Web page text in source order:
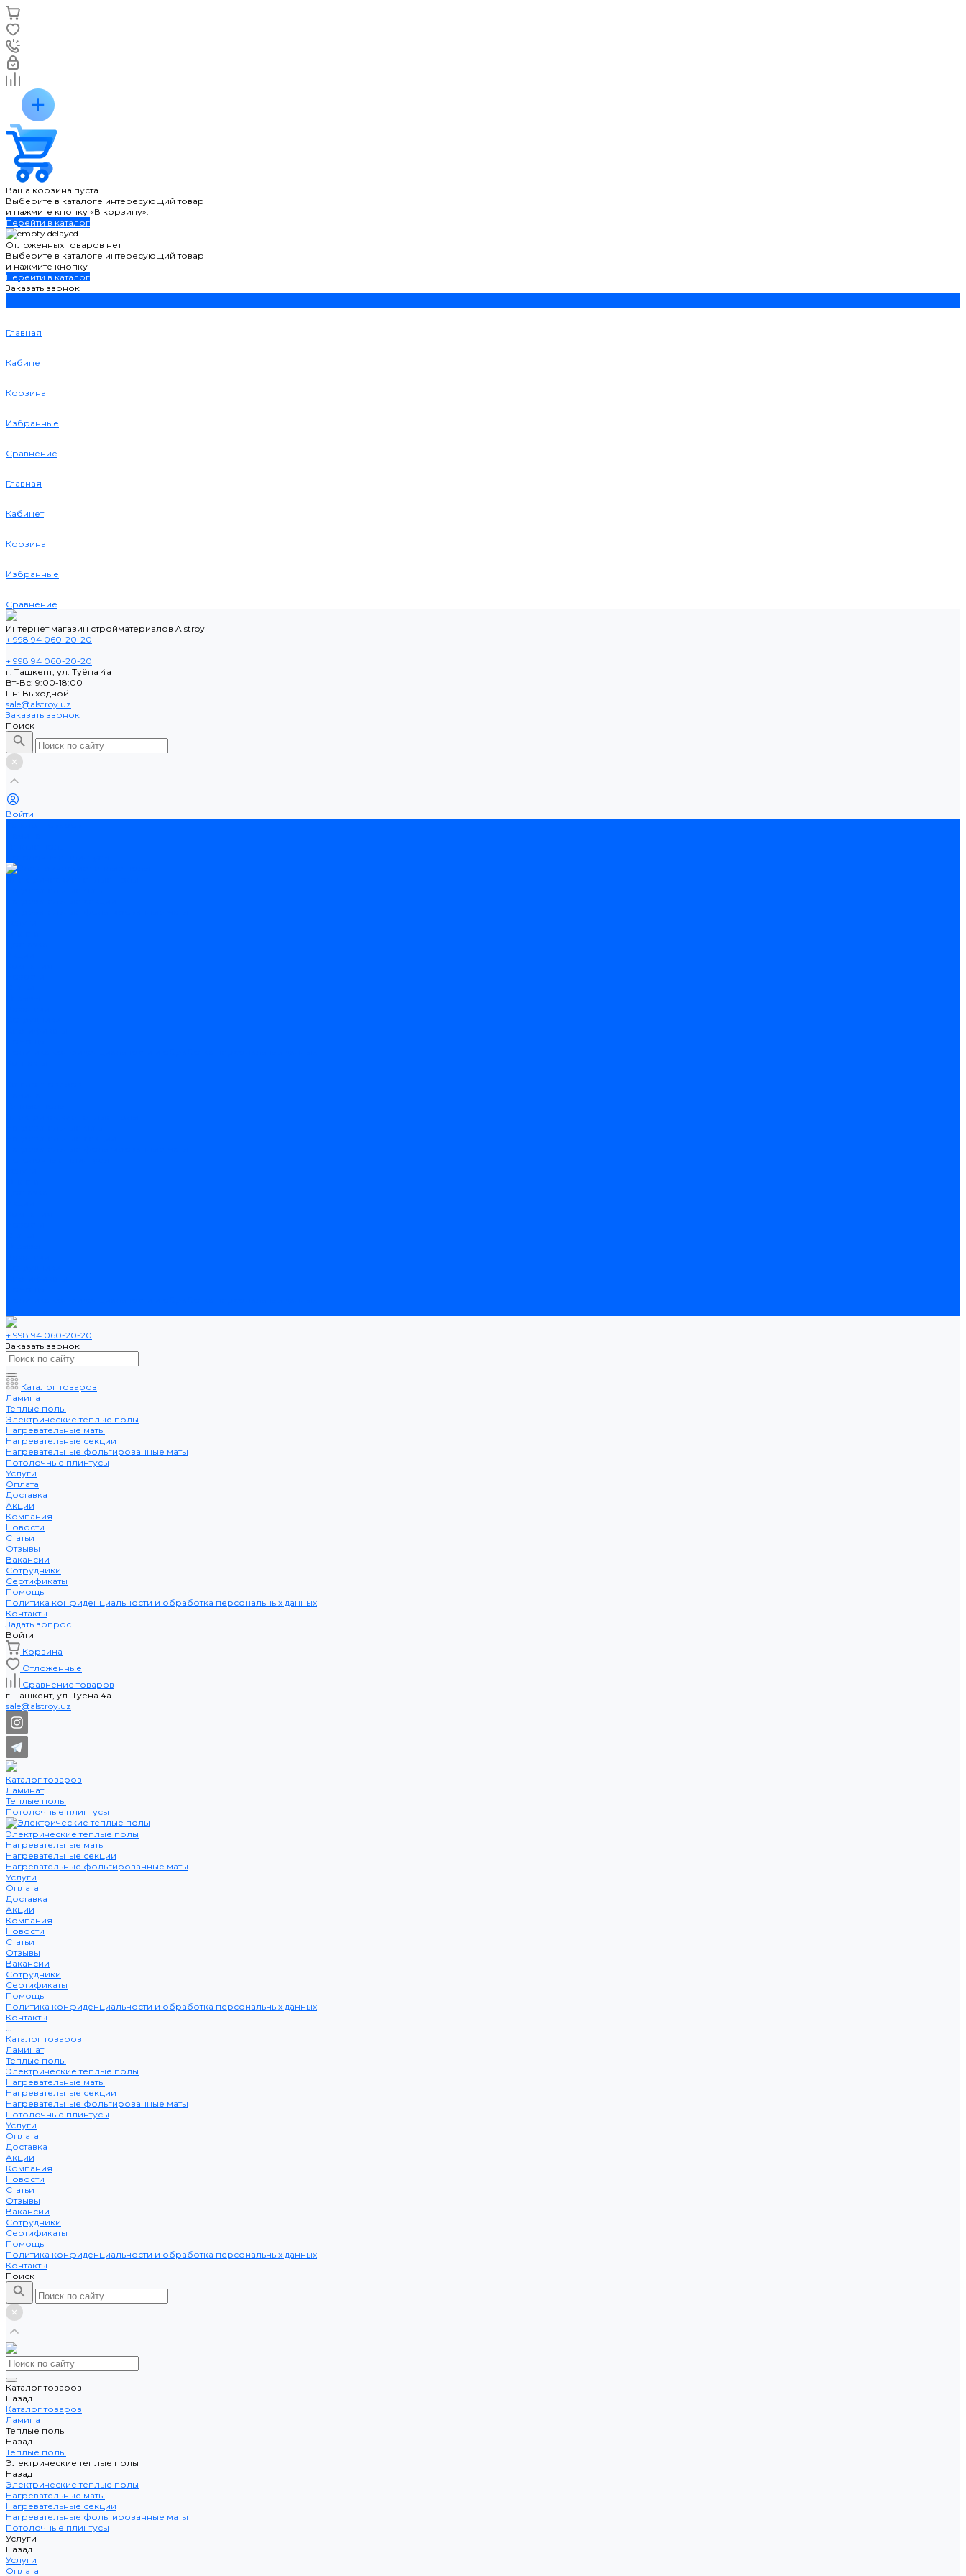
Ваша корзина пуста
Выберите в каталоге интересующий товар
и нажмите кнопку «В корзину».
Перейти в каталог
Отложенных товаров нет
Выберите в каталоге интересующий товар
и нажмите кнопку
Перейти в каталог
Заказать звонок
Главная
Кабинет
Корзина
Избранные
Сравнение
Главная
Кабинет
Корзина
Избранные
Сравнение
Интернет магазин стройматериалов Alstroy
+ 998 94 060-20-20
+ 998 94 060-20-20
г. Ташкент, ул. Туёна 4а
Вт-Вс: 9:00-18:00
Пн: Выходной
sale@alstroy.uz
Заказать звонок
Поиск
Войти
+ 998 94 060-20-20
Заказать звонок
Каталог товаров
Ламинат
Теплые полы
Электрические теплые полы
Нагревательные маты
Нагревательные секции
Нагревательные фольгированные маты
Потолочные плинтусы
Услуги
Оплата
Доставка
Акции
Компания
Новости
Статьи
Отзывы
Вакансии
Сотрудники
Сертификаты
Помощь
Политика конфиденциальности и обработка персональных данных
Контакты
Задать вопрос
Войти
Корзина
Отложенные
Сравнение товаров
г. Ташкент, ул. Туёна 4а
sale@alstroy.uz
Каталог товаров
Ламинат
Теплые полы
Потолочные плинтусы
Электрические теплые полы
Нагревательные маты
Нагревательные секции
Нагревательные фольгированные маты
Услуги
Оплата
Доставка
Акции
Компания
Новости
Статьи
Отзывы
Вакансии
Сотрудники
Сертификаты
Помощь
Политика конфиденциальности и обработка персональных данных
Контакты
...
Каталог товаров
Ламинат
Теплые полы
Электрические теплые полы
Нагревательные маты
Нагревательные секции
Нагревательные фольгированные маты
Потолочные плинтусы
Услуги
Оплата
Доставка
Акции
Компания
Новости
Статьи
Отзывы
Вакансии
Сотрудники
Сертификаты
Помощь
Политика конфиденциальности и обработка персональных данных
Контакты
Поиск
Каталог товаров
Назад
Каталог товаров
Ламинат
Теплые полы
Назад
Теплые полы
Электрические теплые полы
Назад
Электрические теплые полы
Нагревательные маты
Нагревательные секции
Нагревательные фольгированные маты
Потолочные плинтусы
Услуги
Назад
Услуги
Оплата